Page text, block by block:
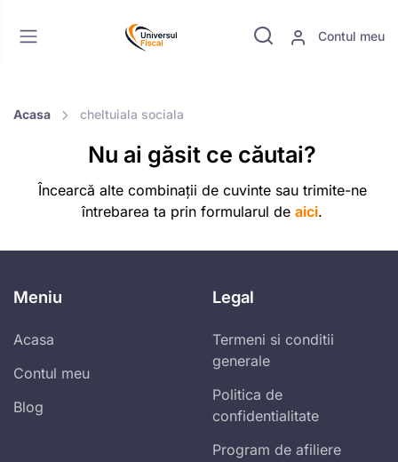
Contul meu
Acasa cheltuiala sociala
Nu ai găsit ce căutai?
Încearcă alte combinații de cuvinte sau trimite-ne
întrebarea ta prin formularul de aici.
Meniu
Acasa
Contul meu
Blog
Legal
Termeni si conditii
generale
Politica de
confidentialitate
Program de afiliere